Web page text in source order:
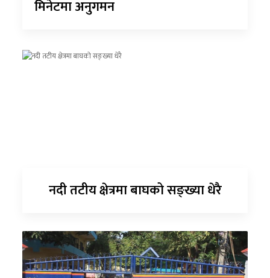
मिनेटमा अनुगमन
नदी तटीय क्षेत्रमा बाघको सङ्ख्या धेरै